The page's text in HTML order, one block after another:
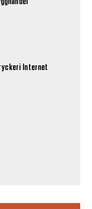
Internet